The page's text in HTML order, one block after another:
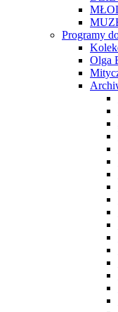
Programy
Olga